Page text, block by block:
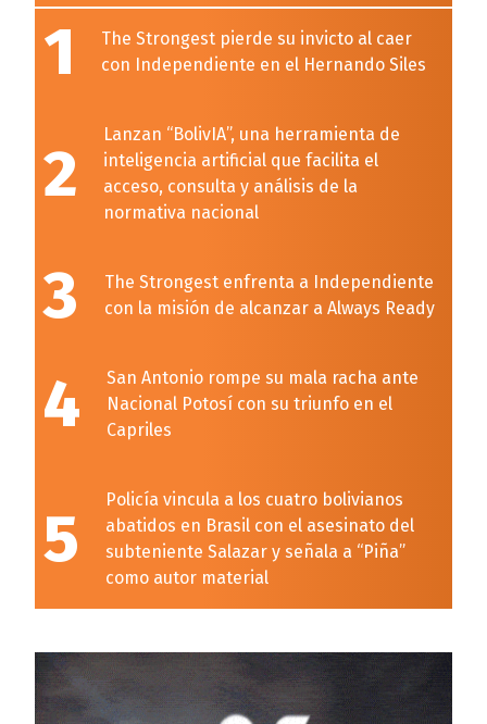
1
The Strongest pierde su invicto al caer
con Independiente en el Hernando Siles
2
Lanzan “BolivIA”, una herramienta de
inteligencia artificial que facilita el
acceso, consulta y análisis de la
normativa nacional
3
The Strongest enfrenta a Independiente
con la misión de alcanzar a Always Ready
4
San Antonio rompe su mala racha ante
Nacional Potosí con su triunfo en el
Capriles
5
Policía vincula a los cuatro bolivianos
abatidos en Brasil con el asesinato del
subteniente Salazar y señala a “Piña”
como autor material